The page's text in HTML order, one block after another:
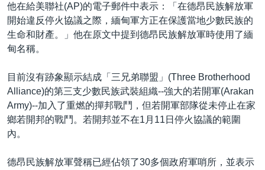
他在給美聯社(AP)的電子郵件中表示：「在德昂民族解放軍
開始違反停火協議之際，緬甸軍方正在保護當地少數民族的
生命和財產。」他在原文中提到德昂民族解放軍時使用了緬
甸名稱。
目前沒有跡象顯示結成「三兄弟聯盟」(Three Brotherhood
Alliance)的第三支少數民族武裝組織--強大的若開軍(Arakan
Army)--加入了重燃的撣邦戰鬥，但若開軍部隊從未停止在家
鄉若開邦的戰鬥。若開邦並不在1月11日停火協議的範圍
內。
德昂民族解放軍聲稱已經佔領了30多個政府軍哨所，並表示